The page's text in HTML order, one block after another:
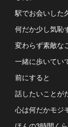
駅でお会いした
何だか少し気恥
変わらず素敵な
一緒に歩いてい
前にすると
話したいことが
心は何だかモジ